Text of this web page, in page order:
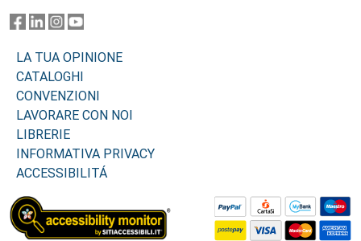
LA TUA OPINIONE
CATALOGHI
CONVENZIONI
LAVORARE CON NOI
LIBRERIE
INFORMATIVA PRIVACY
ACCESSIBILITÁ